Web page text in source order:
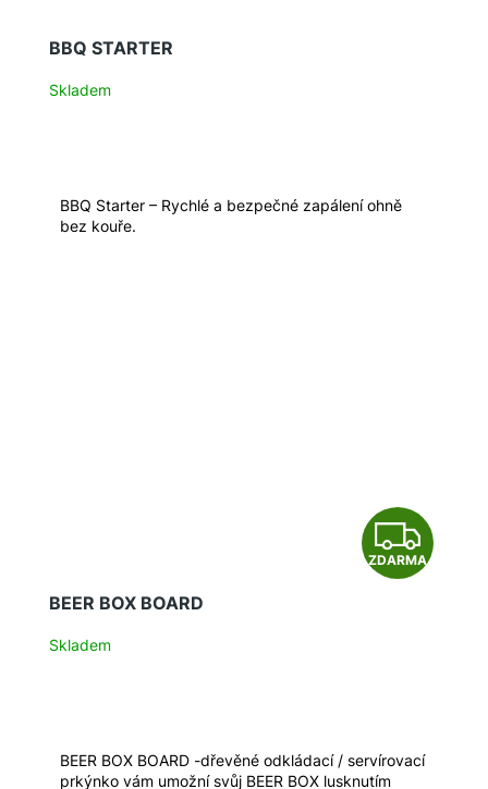
BBQ STARTER
Skladem
BBQ Starter – Rychlé a bezpečné zapálení ohně
bez kouře.
Z
D
A
ZDARMA
BEER BOX BOARD
Skladem
BEER BOX BOARD -dřevěné odkládací / servírovací
prkýnko vám umožní svůj BEER BOX lusknutím